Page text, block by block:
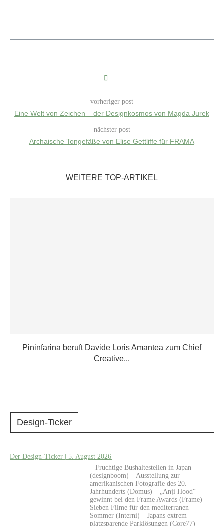
vorheriger post
Eine Welt von Zeichen – der Designkosmos von Magda Jurek
nächster post
Archaische Tongefäße von Elise Gettliffe für FRAMA
WEITERE TOP-ARTIKEL
Pininfarina beruft Davide Loris Amantea zum Chief
Creative...
Design-Ticker
Der Design-Ticker | 5. August 2026
– Fruchtige Bushaltestellen in Japan
(designboom) – Ausstellung zur
amerikanischen Fotografie des 20.
Jahrhunderts (Domus) – „Anji Hood“
gewinnt bei den Frame Awards (Frame) –
Sieben Filme für den mediterranen
Sommer (Interni) – Japans extrem
platzsparende Parklösungen (Core77) –